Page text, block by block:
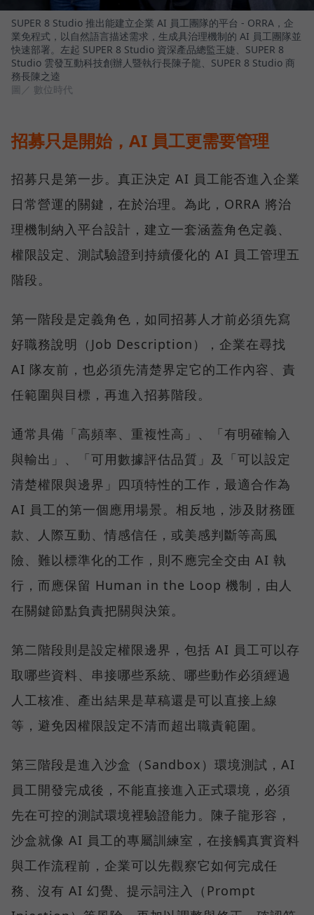
SUPER 8 Studio 推出能建立企業 AI 員工團隊的平台 - ORRA，企
業免程式，以自然語言描述需求，生成具治理機制的 AI 員工團隊並
快速部署。左起 SUPER 8 Studio 資深產品總監王婕、SUPER 8
Studio 雲發互動科技創辦人暨執行長陳子龍、SUPER 8 Studio 商
務長陳之逵
圖／ 數位時代
招募只是開始，AI 員工更需要管理
招募只是第一步。真正決定 AI 員工能否進入企業
日常營運的關鍵，在於治理。為此，ORRA 將治
理機制納入平台設計，建立一套涵蓋角色定義、
權限設定、測試驗證到持續優化的 AI 員工管理五
階段。
第一階段是定義角色，如同招募人才前必須先寫
好職務說明（Job Description），企業在尋找
AI 隊友前，也必須先清楚界定它的工作內容、責
任範圍與目標，再進入招募階段。
通常具備「高頻率、重複性高」、「有明確輸入
與輸出」、「可用數據評估品質」及「可以設定
清楚權限與邊界」四項特性的工作，最適合作為
AI 員工的第一個應用場景。相反地，涉及財務匯
款、人際互動、情感信任，或美感判斷等高風
險、難以標準化的工作，則不應完全交由 AI 執
行，而應保留 Human in the Loop 機制，由人
在關鍵節點負責把關與決策。
第二階段則是設定權限邊界，包括 AI 員工可以存
取哪些資料、串接哪些系統、哪些動作必須經過
人工核准、產出結果是草稿還是可以直接上線
等，避免因權限設定不清而超出職責範圍。
第三階段是進入沙盒（Sandbox）環境測試，AI
員工開發完成後，不能直接進入正式環境，必須
先在可控的測試環境裡驗證能力。陳子龍形容，
沙盒就像 AI 員工的專屬訓練室，在接觸真實資料
與工作流程前，企業可以先觀察它如何完成任
務、沒有 AI 幻覺、提示詞注入（Prompt